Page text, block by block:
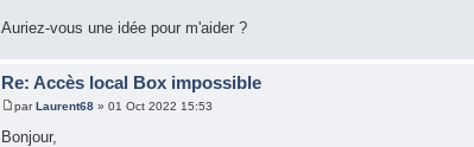
Auriez-vous une idée pour m'aider ?
Re: Accès local Box impossible
parLaurent68 » 01 Oct 2022 15:53
Bonjour,